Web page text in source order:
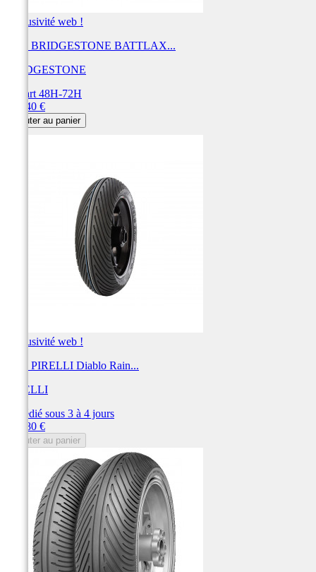
Exclusivité web !
Pneu BRIDGESTONE BATTLAX...
BRIDGESTONE
Départ 48H-72H
416,40 €
Ajouter au panier
Exclusivité web !
Pneu PIRELLI Diablo Rain...
PIRELLI
Expédié sous 3 à 4 jours
415,80 €
Ajouter au panier